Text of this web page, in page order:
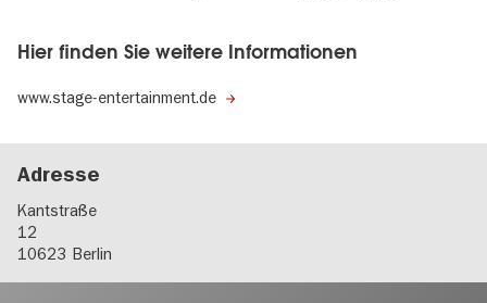
Hier finden Sie weitere Informationen
www.stage-entertainment.de
Adresse
Kantstraße
12
10623 Berlin